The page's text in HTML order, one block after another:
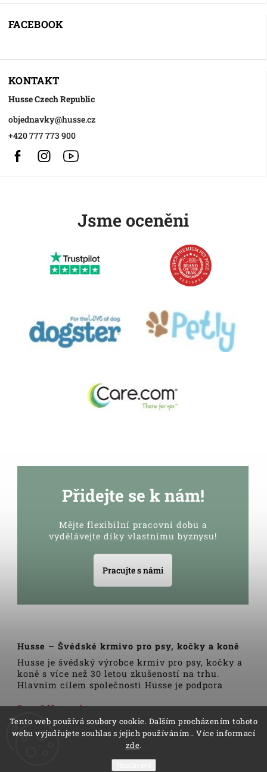
Tento web používá soubory cookie. Dalším procházením tohoto
webu vyjadřujete souhlas s jejich používáním.. Více informací
zde.
FACEBOOK
KONTAKT
Husse Czech Republic
objednavky@husse.cz
+420 777 773 900
FacebookInstagram
Jsme oceněni
Přidejte se k nám!
Mějte flexibilní pracovní dobu a
vydělávejte díky vlastnímu byznysu!
Pracujte s námi
Husse – Švédské krmivo pro psy, kočky a koně
Husse je švédský výrobce krmiv pro psy, kočky a
koně s více než 30 letou zkušeností na trhu.
Hlavním cílem společnosti Husse je podpora
Veškerá krmiva, pamlsky a doplňky Husse jsou
vyrobeny pouze z nejkvalitnějších a pečlivě
vybraných surovin. Všechny produkty se vyrábí
podle tradičních skandinávských receptur a
výrobní linky podléhají trvalé veterinární
Dozvědět se více